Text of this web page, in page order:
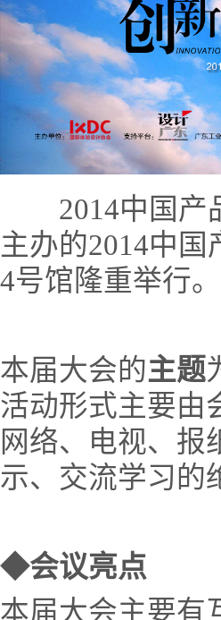
2014中国产品
主办的2014中
4号馆隆重举行。
本届大会的主题
活动形式主要由
网络、电视、报
示、交流学习的
◆会议亮点
本届大会主要有